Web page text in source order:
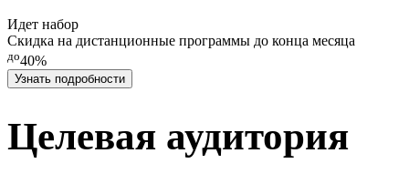
Идет набор
Скидка на дистанционные программы до конца месяца
до40%
Узнать подробности
Целевая аудитория